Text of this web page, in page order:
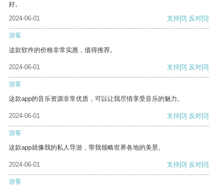
好。
2024-06-01
支持[0] 反对[0]
游客
这款软件的价格非常实惠，值得推荐。
2024-06-01 支持[0] 反对[0]
游客
这款app的音乐资源非常优质，可以让我尽情享受音乐的魅力。
2024-06-01 支持[0] 反对[0]
游客
这款app就像我的私人导游，带我领略世界各地的美景。
2024-06-01 支持[0] 反对[0]
游客